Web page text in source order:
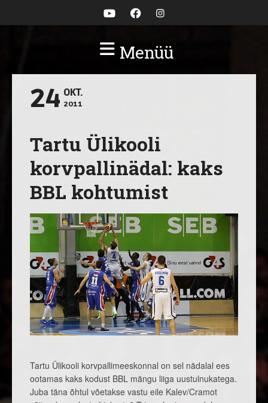
Menüü
24 OKT.
2011
Tartu Ülikooli
korvpallinädal: kaks
BBL kohtumist
Tartu Ülikooli korvpallimeeskonnal on sel nädalal ees
ootamas kaks kodust BBL mängu liiga uustulnukatega.
Juba täna õhtul võetakse vastu eile Kalev/Cramot